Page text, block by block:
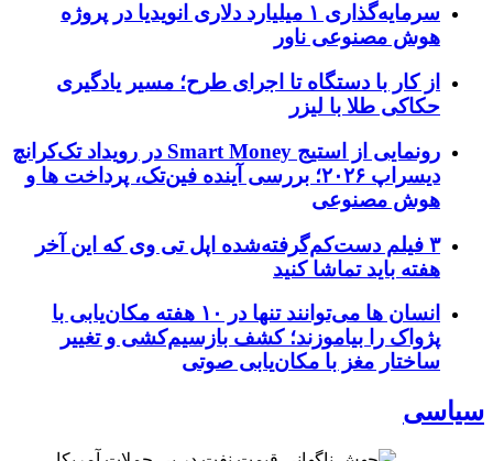
سرمایه‌گذاری ۱ میلیارد دلاری انویدیا در پروژه
هوش مصنوعی ناور
از کار با دستگاه تا اجرای طرح؛ مسیر یادگیری
حکاکی طلا با لیزر
رونمایی از استیج Smart Money در رویداد تک‌کرانچ
دیسراپ ۲۰۲۶؛ بررسی آینده فین‌تک، پرداخت‌ ها و
هوش مصنوعی
۳ فیلم دست‌کم‌گرفته‌شده اپل تی وی که این آخر
هفته باید تماشا کنید
انسان‌ ها می‌توانند تنها در ۱۰ هفته مکان‌یابی با
پژواک را بیاموزند؛ کشف بازسیم‌کشی و تغییر
ساختار مغز با مکان‌یابی صوتی
سیاسی